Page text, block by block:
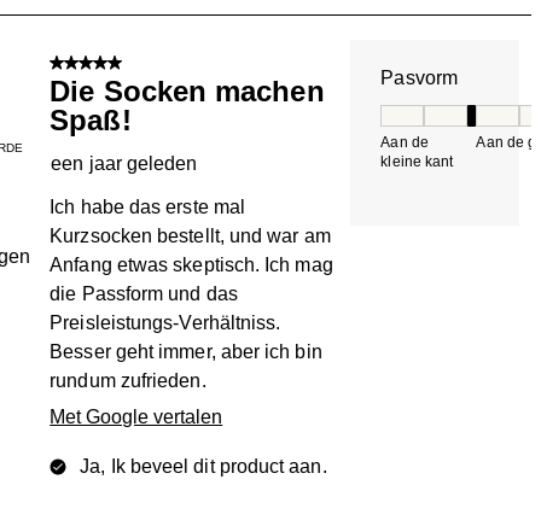
5 van 5 sterren.
Die Socken machen
Spaß!
een jaar geleden
Ich habe das erste mal
Kurzsocken bestellt, und war am
Anfang etwas skeptisch. Ich mag
die Passform und das
Preisleistungs-Verhältniss.
Besser geht immer, aber ich bin
rundum zufrieden.
Met Google vertalen
Ja, Ik beveel dit product aan.
Pasvorm
Aan de
kleine kant
Aan de